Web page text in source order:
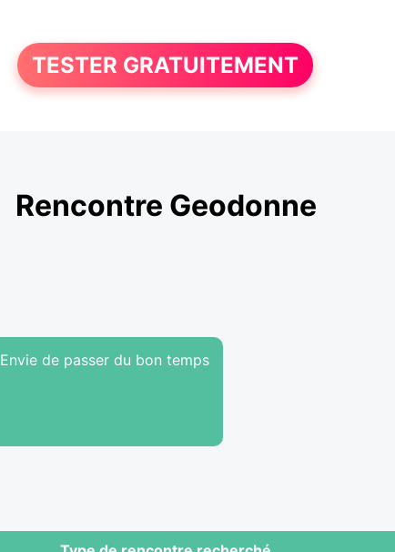
TESTER GRATUITEMENT
Rencontre Geodonne
Envie de passer du bon temps